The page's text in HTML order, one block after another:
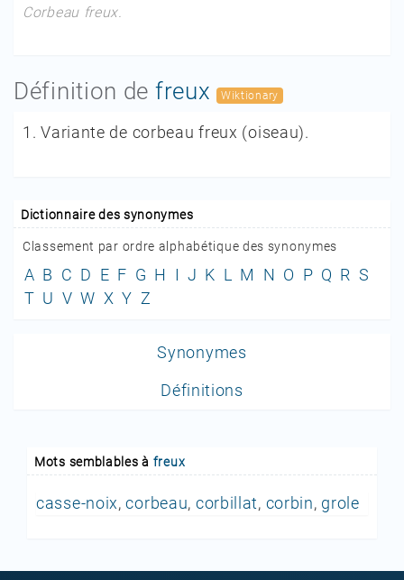
Corbeau freux.
Définition de freux Wiktionary
1.Variante de corbeau freux (oiseau).
Dictionnaire des synonymes
Classement par ordre alphabétique des synonymes
A B C D E F G H I J K L M N O P Q R S
T U V W X Y Z
Synonymes
Définitions
Mots semblables à freux
casse-noix,corbeau, corbillat, corbin, grole